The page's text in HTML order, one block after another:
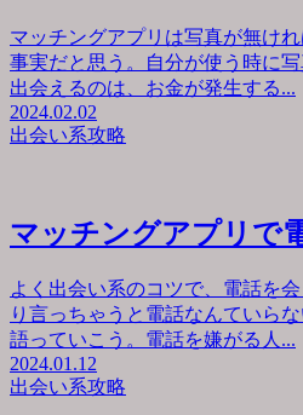
マッチングアプリは写真が無け
事実だと思う。自分が使う時に
出会えるのは、お金が発生する...
2024.02.02
出会い系攻略
マッチングアプリで
よく出会い系のコツで、電話を
り言っちゃうと電話なんていら
語っていこう。電話を嫌がる人...
2024.01.12
出会い系攻略